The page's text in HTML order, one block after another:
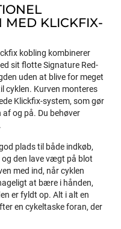
MED KLICKFIX-
kobling kombinerer
sit flotte Signature Red-
uden at blive for meget
cyklen. Kurven monteres
Klickfix-system, som gør
og på. Du behøver
plads til både indkøb,
den lave vægt på blot
med ind, når cyklen
at bære i hånden,
er fyldt op. Alt i alt en
en cykeltaske foran, der